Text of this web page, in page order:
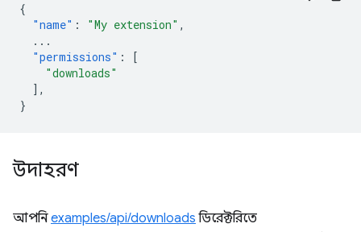
{
"name" : "My extension" ,
...
"permissions" :
[
"downloads"
],
}
উদাহরণ
আপনিexamples/api/downloads ডিরেক্টরিতে